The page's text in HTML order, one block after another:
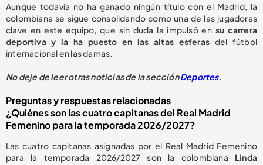
Aunque todavía no ha ganado ningún título con el Madrid, la
colombiana se sigue consolidando como una de las jugadoras
clave en este equipo, que sin duda la impulsó en su carrera
deportiva y la ha puesto en las altas esferas del fútbol
internacional en las damas.
No deje de leer otras noticias de la secciónDeportes.
Preguntas y respuestas relacionadas
¿Quiénes son las cuatro capitanas del Real Madrid
Femenino para la temporada 2026/2027?
Las cuatro capitanas asignadas por el Real Madrid Femenino
para la temporada 2026/2027 son la colombiana Linda